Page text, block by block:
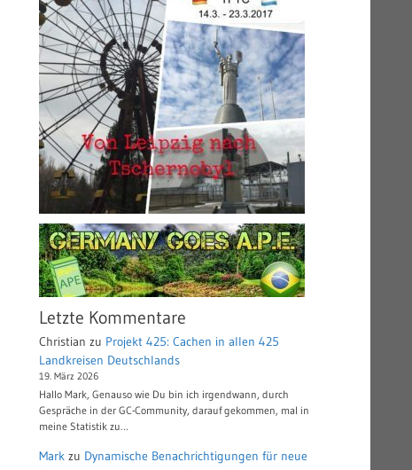
Letzte Kommentare
Christian zu Projekt 425: Cachen in allen 425
Landkreisen Deutschlands
19. März 2026
Hallo Mark, Genauso wie Du bin ich irgendwann, durch
Gespräche in der GC-Community, darauf gekommen, mal in
meine Statistik zu…
Mark zu Dynamische Benachrichtigungen für neue